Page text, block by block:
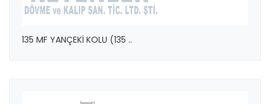
135 MF YANÇEKİ KOLU (135 ..